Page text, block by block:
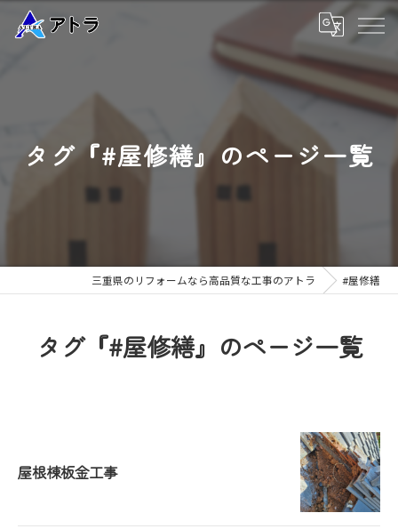
タグ『#屋修繕』のページ一覧
三重県のリフォームなら高品質な工事のアトラ #屋修繕
タグ『#屋修繕』のページ一覧
屋根棟板金工事